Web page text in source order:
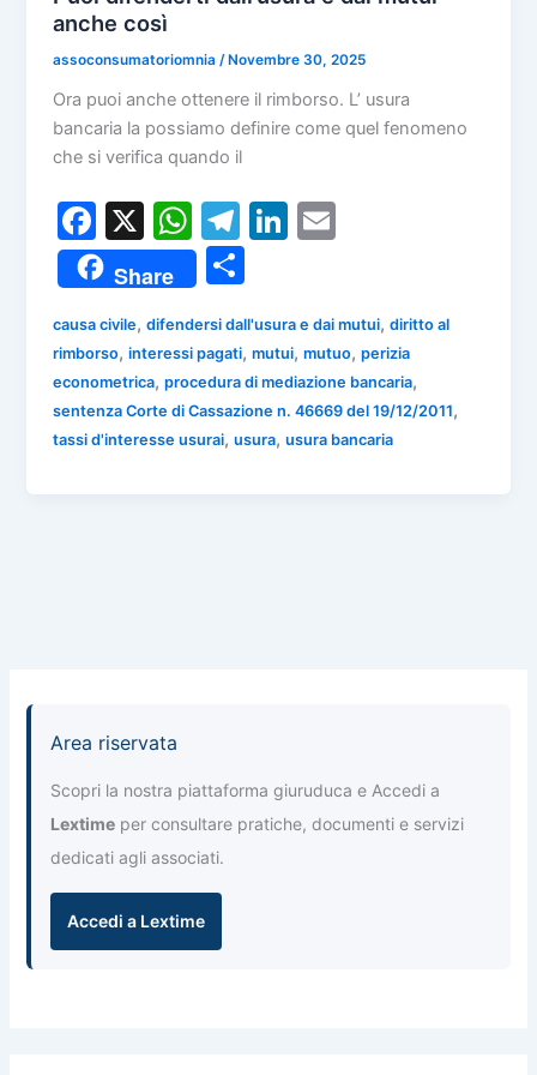
anche così
assoconsumatoriomnia /Novembre 30, 2025
Ora puoi anche ottenere il rimborso. L’ usura
bancaria la possiamo definire come quel fenomeno
che si verifica quando il
F
a
c
e
b
o
o
X
W
h
at
s
A
p
p
T
el
e
gr
a
m
Li
e
dI
n
l
Share
n
di
vi
di
causa civile,difendersi dall'usura e dai mutui,diritto al
rimborso,interessi pagati,mutui,mutuo,perizia
econometrica,procedura di mediazione bancaria,
sentenza Corte di Cassazione n. 46669 del 19/12/2011,
tassi d'interesse usurai,usura,usura bancaria
Area riservata
Scopri la nostra piattaforma giuruduca e Accedi a
Lextime per consultare pratiche, documenti e servizi
dedicati agli associati.
Accedi a Lextime